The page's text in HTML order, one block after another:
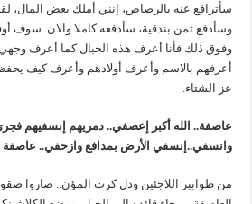
سأترافع عنه بالرصاص، إنني أملك بعض المال،
وسأدفع ثمن بندقية، سأدفعه كاملا والان. سوف
وفوق ذلك فأنا أعرف هذه الجبال كما أعرف
أعرفهم بالاسم وأعرف أولادهم وأعرف كيف
عز الشتاء.
عاصفة.. الله أكبر إعصفي..دمريهم إنسفيهم
وانسفي.. إنسفي الأرض بمدافع وازحفي.. عاصفة
من طوابير اللاجئين وذل كرت المؤن.. صاروا